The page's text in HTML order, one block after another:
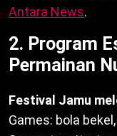
Antara News.
2. Program
Permainan
Festival Jamu
Games: bola